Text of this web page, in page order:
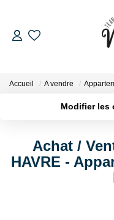
Accueil A vendre
Modifier les
Surface min
Achat /
HAVRE -